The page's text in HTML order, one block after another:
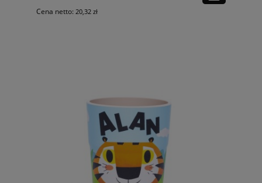
Cena netto: 20,32 zł